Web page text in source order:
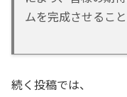
ムを完成させるこ
続く投稿では、